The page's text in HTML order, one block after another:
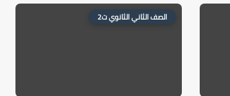
الصف الثاني الثانوي ت2